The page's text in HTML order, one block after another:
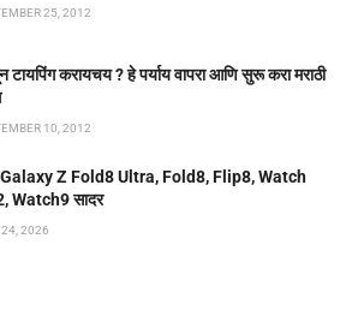
25, 2012
टायपिंग करायचय ? हे पर्याय वापरा आणि सुरू करा मराठी
10, 2012
Z Fold8 Ultra, Fold8, Flip8, Watch
Watch9 सादर
24, 2026